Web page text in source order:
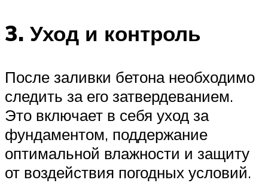
3. Уход и контроль
После заливки бетона необходимо
следить за его затвердеванием.
Это включает в себя уход за
фундаментом, поддержание
оптимальной влажности и защиту
от воздействия погодных условий.